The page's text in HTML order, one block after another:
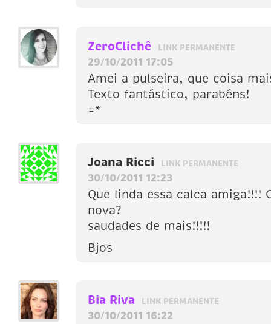
ZeroClichê LINK PERMANENTE
29/10/2011 17:05
Amei a pulseira, que coisa
Texto fantástico, parabéns!
=*
Joana Ricci LINK PERMANENTE
30/10/2011 12:23
Que linda essa calca amiga!!!!
nova?
saudades de mais!!!!!
Bjos
Bia Riva LINK PERMANENTE
30/10/2011 16:22